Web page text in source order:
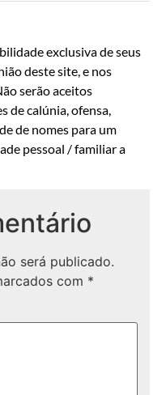
exclusiva de seus
deste site, e nos
serão aceitos
de calúnia, ofensa,
de nomes para um
pessoal / familiar a
será publicado.
com *